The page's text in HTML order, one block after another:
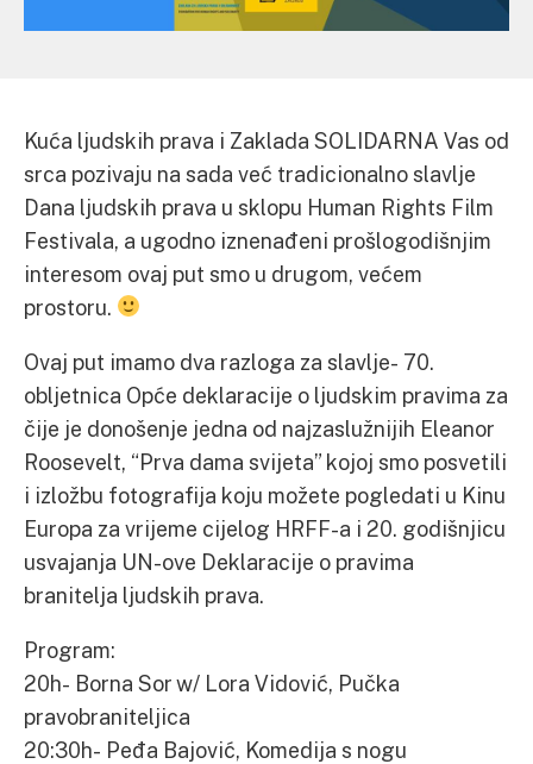
Kuća ljudskih prava i Zaklada SOLIDARNA Vas od
srca pozivaju na sada već tradicionalno slavlje
Dana ljudskih prava u sklopu Human Rights Film
Festivala, a ugodno iznenađeni prošlogodišnjim
interesom ovaj put smo u drugom, većem
prostoru.
Ovaj put imamo dva razloga za slavlje- 70.
obljetnica Opće deklaracije o ljudskim pravima za
čije je donošenje jedna od najzaslužnijih Eleanor
Roosevelt, “Prva dama svijeta” kojoj smo posvetili
i izložbu fotografija koju možete pogledati u Kinu
Europa za vrijeme cijelog HRFF-a i 20. godišnjicu
usvajanja UN-ove Deklaracije o pravima
branitelja ljudskih prava.
Program:
20h- Borna Sor w/ Lora Vidović, Pučka
pravobraniteljica
20:30h- Peđa Bajović, Komedija s nogu